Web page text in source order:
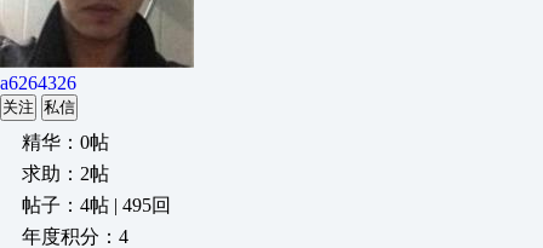
a6264326
关注 私信
精华：0帖
求助：2帖
帖子：4帖 | 495回
年度积分：4